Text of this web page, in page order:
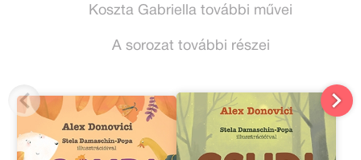
Koszta Gabriella további művei
A sorozat további részei